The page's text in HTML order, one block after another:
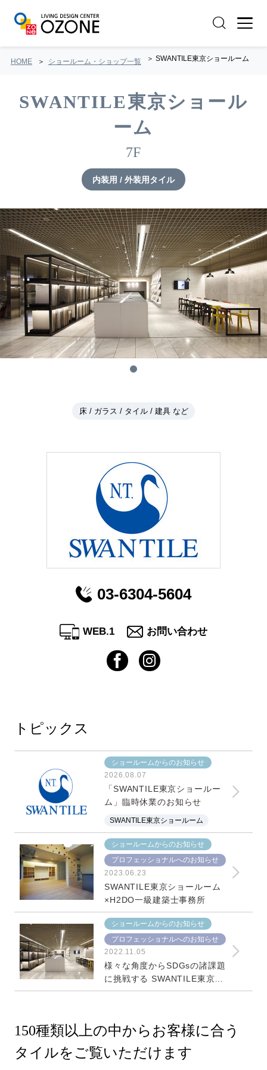
HOME ショールーム・ショップ一覧 SWANTILE東京ショールーム
SWANTILE東京ショール
ーム
7F
内装用 / 外装用タイル
床 / ガラス / タイル / 建具 など
03-6304-5604
WEB.1 お問い合わせ
トピックス
ショールームからのお知らせ
2026.08.07
「SWANTILE東京ショールー
ム」臨時休業のお知らせ
SWANTILE東京ショールーム
ショールームからのお知らせ
プロフェッショナルへのお知らせ
2023.06.23
SWANTILE東京ショールーム
×H2DO一級建築士事務所
ショールームからのお知らせ
プロフェッショナルへのお知らせ
2022.11.05
様々な角度からSDGsの諸課題
に挑戦する SWANTILE東京シ
ョールーム
150種類以上の中からお客様に合う
タイルをご覧いただけます